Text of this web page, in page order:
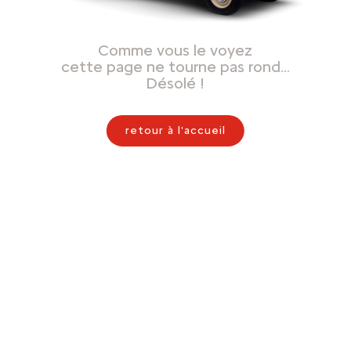
Comme vous le voyez
cette page ne tourne pas rond…
Désolé !
retour à l'accueil